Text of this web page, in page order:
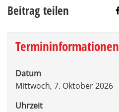
Beitrag teilen
Termininformationen
Datum
Mittwoch, 7. Oktober 2026
Uhrzeit